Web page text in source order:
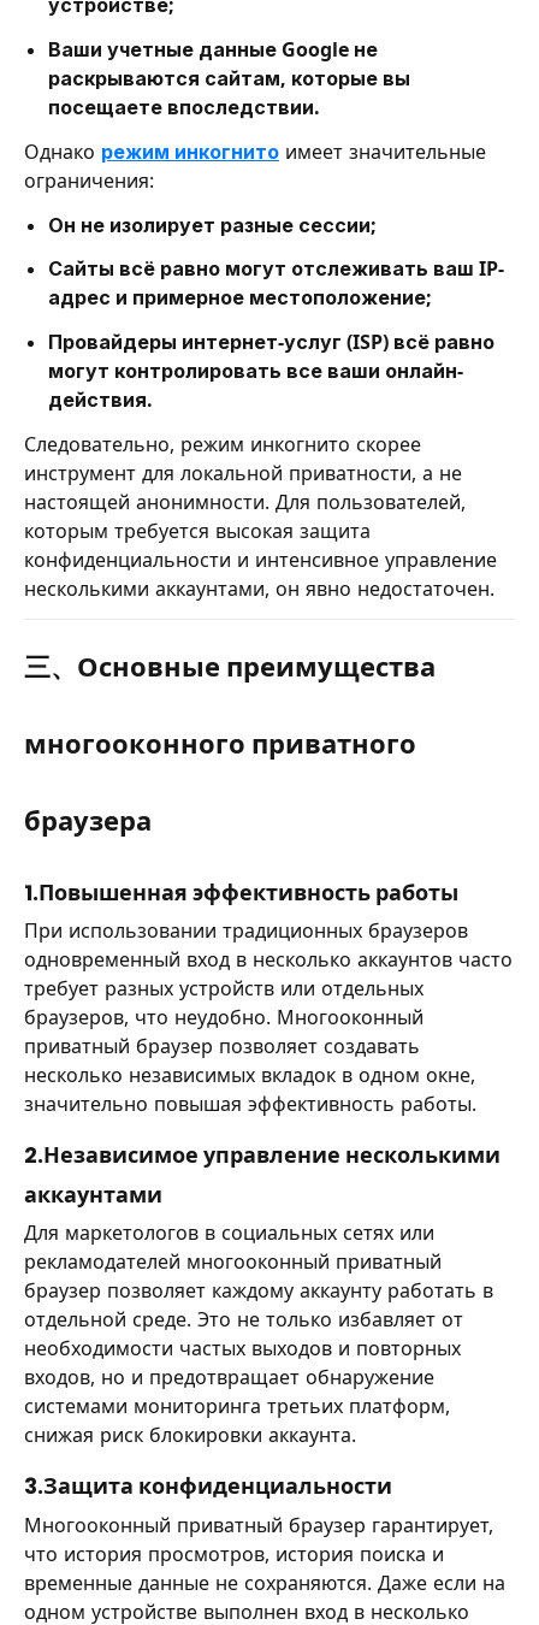
устройстве;
Ваши учетные данные Google не
раскрываются сайтам, которые вы
посещаете впоследствии.
Однако режим инкогнито имеет значительные
ограничения:
Он не изолирует разные сессии;
Сайты всё равно могут отслеживать ваш IP-
адрес и примерное местоположение;
Провайдеры интернет-услуг (ISP) всё равно
могут контролировать все ваши онлайн-
действия.
Следовательно, режим инкогнито скорее
инструмент для локальной приватности, а не
настоящей анонимности. Для пользователей,
которым требуется высокая защита
конфиденциальности и интенсивное управление
несколькими аккаунтами, он явно недостаточен.
三、Основные преимущества
многооконного приватного
браузера
1.Повышенная эффективность работы
При использовании традиционных браузеров
одновременный вход в несколько аккаунтов часто
требует разных устройств или отдельных
браузеров, что неудобно. Многооконный
приватный браузер позволяет создавать
несколько независимых вкладок в одном окне,
значительно повышая эффективность работы.
2.Независимое управление несколькими
аккаунтами
Для маркетологов в социальных сетях или
рекламодателей многооконный приватный
браузер позволяет каждому аккаунту работать в
отдельной среде. Это не только избавляет от
необходимости частых выходов и повторных
входов, но и предотвращает обнаружение
системами мониторинга третьих платформ,
снижая риск блокировки аккаунта.
3.Защита конфиденциальности
Многооконный приватный браузер гарантирует,
что история просмотров, история поиска и
временные данные не сохраняются. Даже если на
одном устройстве выполнен вход в несколько